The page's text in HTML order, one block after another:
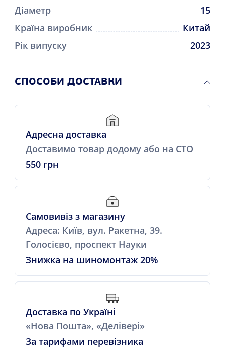
Діаметр
15
Країна виробник
Китай
Рік випуску
2023
СПОСОБИ ДОСТАВКИ
Адресна доставка
Доставимо товар додому або на СТО
550 грн
Самовивіз з магазину
Адреса: Київ, вул. Ракетна, 39.
Голосієво, проспект Науки
Знижка на шиномонтаж 20%
Доставка по Україні
«Нова Пошта», «Делівері»
За тарифами перевізника